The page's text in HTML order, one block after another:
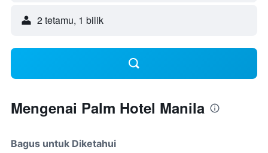
2 tetamu, 1 bilik
Mengenai Palm Hotel Manila
Bagus untuk Diketahui